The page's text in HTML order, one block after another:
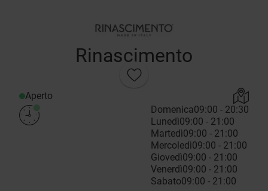
Rinascimento
Aperto
Domenica09:00 - 20:30
Lunedì09:00 - 21:00
Martedì09:00 - 21:00
Mercoledì09:00 - 21:00
Giovedì09:00 - 21:00
Venerdì09:00 - 21:00
Sabato09:00 - 21:00